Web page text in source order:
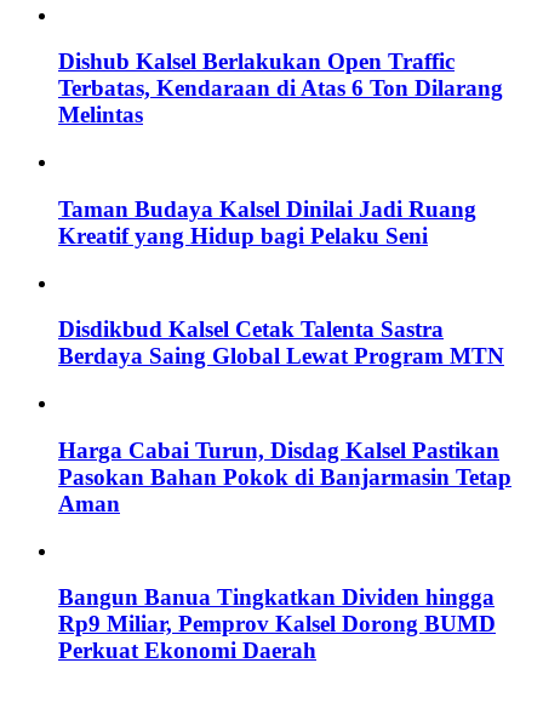
Dishub Kalsel Berlakukan Open Traffic
Terbatas, Kendaraan di Atas 6 Ton Dilarang
Melintas
Taman Budaya Kalsel Dinilai Jadi Ruang
Kreatif yang Hidup bagi Pelaku Seni
Disdikbud Kalsel Cetak Talenta Sastra
Berdaya Saing Global Lewat Program MTN
Harga Cabai Turun, Disdag Kalsel Pastikan
Pasokan Bahan Pokok di Banjarmasin Tetap
Aman
Bangun Banua Tingkatkan Dividen hingga
Rp9 Miliar, Pemprov Kalsel Dorong BUMD
Perkuat Ekonomi Daerah